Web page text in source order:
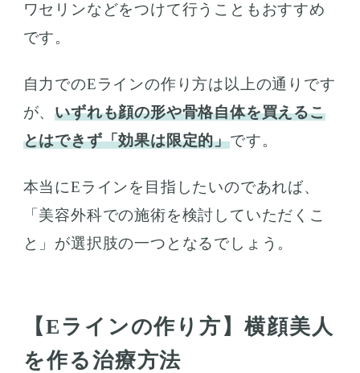
ワセリンなどをつけて行うこともおすすめ
です。
自力でのEラインの作り方は以上の通りです
が、いずれも顔の形や骨格自体を買えるこ
とはできず「効果は限定的」です。
本当にEラインを目指したいのであれば、
「美容外科での施術を検討していただくこ
と」が選択肢の一つとなるでしょう。
【Eラインの作り方】横顔美人
を作る治療方法